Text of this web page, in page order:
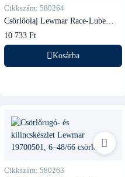
Cikkszám: 580264
Csörlőolaj Lewmar Race-Lube
10 733 Ft
Kosárba
Cikkszám: 580263